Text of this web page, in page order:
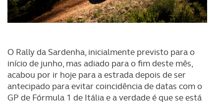
O Rally da Sardenha, inicialmente previsto para o
início de junho, mas adiado para o fim deste mês,
acabou por ir hoje para a estrada depois de ser
antecipado para evitar coincidência de datas com o
GP de Fórmula 1 de Itália e a verdade é que se está